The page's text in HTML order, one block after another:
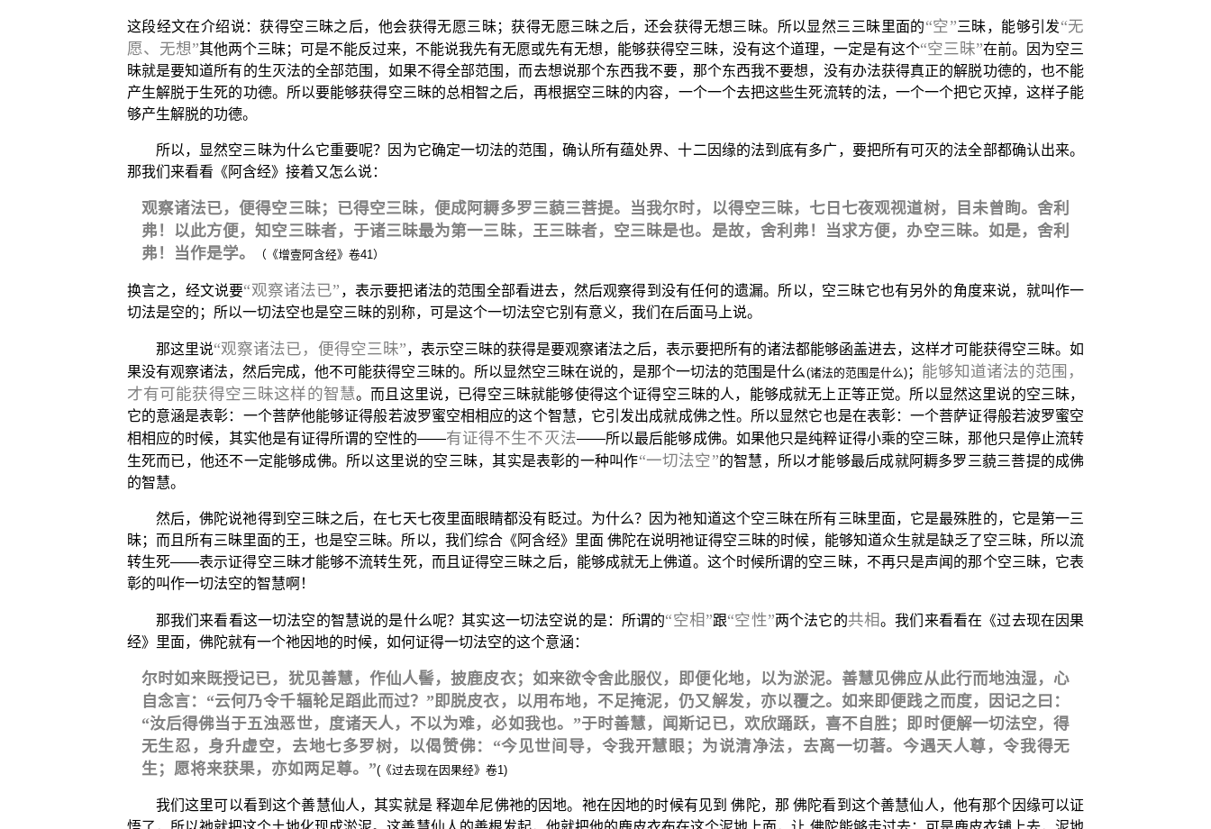
这段经文在介绍说：获得空三昧之后，他会获得无愿三昧；获得无愿三昧之后，还会获得无想三昧。所以显然三三昧里面的“空”三昧，能够引发“无
愿、无想”其他两个三昧；可是不能反过来，不能说我先有无愿或先有无想，能够获得空三昧，没有这个道理，一定是有这个“空三昧”在前。因为空三
昧就是要知道所有的生灭法的全部范围，如果不得全部范围，而去想说那个东西我不要，那个东西我不要想，没有办法获得真正的解脱功德的，也不能
产生解脱于生死的功德。所以要能够获得空三昧的总相智之后，再根据空三昧的内容，一个一个去把这些生死流转的法，一个一个把它灭掉，这样子能
够产生解脱的功德。
所以，显然空三昧为什么它重要呢？因为它确定一切法的范围，确认所有蕴处界、十二因缘的法到底有多广，要把所有可灭的法全部都确认出来。
那我们来看看《阿含经》接着又怎么说：
观察诸法已，便得空三昧；已得空三昧，便成阿耨多罗三藐三菩提。当我尔时，以得空三昧，七日七夜观视道树，目未曾眴。舍利
弗！以此方便，知空三昧者，于诸三昧最为第一三昧，王三昧者，空三昧是也。是故，舍利弗！当求方便，办空三昧。如是，舍利
弗！当作是学。
（《增壹阿含经》卷41）
换言之，经文说要“观察诸法已” ，表示要把诸法的范围全部看进去，然后观察得到没有任何的遗漏。所以，空三昧它也有另外的角度来说，就叫作一
切法是空的；所以一切法空也是空三昧的别称，可是这个一切法空它别有意义，我们在后面马上说。
那这里说“观察诸法已，便得空三昧”，表示空三昧的获得是要观察诸法之后，表示要把所有的诸法都能够函盖进去，这样才可能获得空三昧。如
果没有观察诸法，然后完成，他不可能获得空三昧的。所以显然空三昧在说的，是那个一切法的范围是什么(诸法的范围是什么)； 能够知道诸法的范围，
才有可能获得空三昧这样的智慧。而且这里说，已得空三昧就能够使得这个证得空三昧的人，能够成就无上正等正觉。所以显然这里说的空三昧，
它的意涵是表彰：一个菩萨他能够证得般若波罗蜜空相相应的这个智慧，它引发出成就成佛之性。所以显然它也是在表彰：一个菩萨证得般若波罗蜜空
相相应的时候，其实他是有证得所谓的空性的——有证得不生不灭法——所以最后能够成佛。如果他只是纯粹证得小乘的空三昧，那他只是停止流转
生死而已，他还不一定能够成佛。所以这里说的空三昧，其实是表彰的一种叫作“一切法空”的智慧，所以才能够最后成就阿耨多罗三藐三菩提的成佛
的智慧。
然后，佛陀说祂得到空三昧之后，在七天七夜里面眼睛都没有眨过。为什么？因为祂知道这个空三昧在所有三昧里面，它是最殊胜的，它是第一三
昧；而且所有三昧里面的王，也是空三昧。所以，我们综合《阿含经》里面 佛陀在说明祂证得空三昧的时候，能够知道众生就是缺乏了空三昧，所以流
转生死——表示证得空三昧才能够不流转生死，而且证得空三昧之后，能够成就无上佛道。这个时候所谓的空三昧，不再只是声闻的那个空三昧，它表
彰的叫作一切法空的智慧啊！
那我们来看看这一切法空的智慧说的是什么呢？其实这一切法空说的是：所谓的“空相”跟“空性”两个法它的共相。我们来看看在《过去现在因果
经》里面，佛陀就有一个祂因地的时候，如何证得一切法空的这个意涵：
尔时如来既授记已，犹见善慧，作仙人髻，披鹿皮衣；如来欲令舍此服仪，即便化地，以为淤泥。善慧见佛应从此行而地浊湿，心
自念言：“云何乃令千辐轮足蹈此而过？”即脱皮衣，以用布地，不足掩泥，仍又解发，亦以覆之。如来即便践之而度，因记之曰：
“汝后得佛当于五浊恶世，度诸天人，不以为难，必如我也。”于时善慧，闻斯记已，欢欣踊跃，喜不自胜；即时便解一切法空，得
无生忍，身升虚空，去地七多罗树，以偈赞佛：“今见世间导，令我开慧眼；为说清净法，去离一切著。今遇天人尊，令我得无
生；愿将来获果，亦如两足尊。”(《过去现在因果经》卷1)
我们这里可以看到这个善慧仙人，其实就是 释迦牟尼佛祂的因地。祂在因地的时候有见到 佛陀，那 佛陀看到这个善慧仙人，他有那个因缘可以证